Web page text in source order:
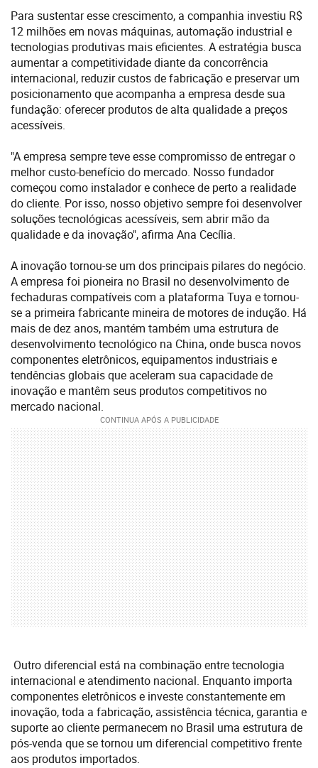
Para sustentar esse crescimento, a companhia investiu R$
12 milhões em novas máquinas, automação industrial e
tecnologias produtivas mais eficientes. A estratégia busca
aumentar a competitividade diante da concorrência
internacional, reduzir custos de fabricação e preservar um
posicionamento que acompanha a empresa desde sua
fundação: oferecer produtos de alta qualidade a preços
acessíveis.
"A empresa sempre teve esse compromisso de entregar o
melhor custo-benefício do mercado. Nosso fundador
começou como instalador e conhece de perto a realidade
do cliente. Por isso, nosso objetivo sempre foi desenvolver
soluções tecnológicas acessíveis, sem abrir mão da
qualidade e da inovação", afirma Ana Cecília.
A inovação tornou-se um dos principais pilares do negócio.
A empresa foi pioneira no Brasil no desenvolvimento de
fechaduras compatíveis com a plataforma Tuya e tornou-
se a primeira fabricante mineira de motores de indução. Há
mais de dez anos, mantém também uma estrutura de
desenvolvimento tecnológico na China, onde busca novos
componentes eletrônicos, equipamentos industriais e
tendências globais que aceleram sua capacidade de
inovação e mantêm seus produtos competitivos no
mercado nacional.
Outro diferencial está na combinação entre tecnologia
internacional e atendimento nacional. Enquanto importa
componentes eletrônicos e investe constantemente em
inovação, toda a fabricação, assistência técnica, garantia e
suporte ao cliente permanecem no Brasil uma estrutura de
pós-venda que se tornou um diferencial competitivo frente
aos produtos importados.